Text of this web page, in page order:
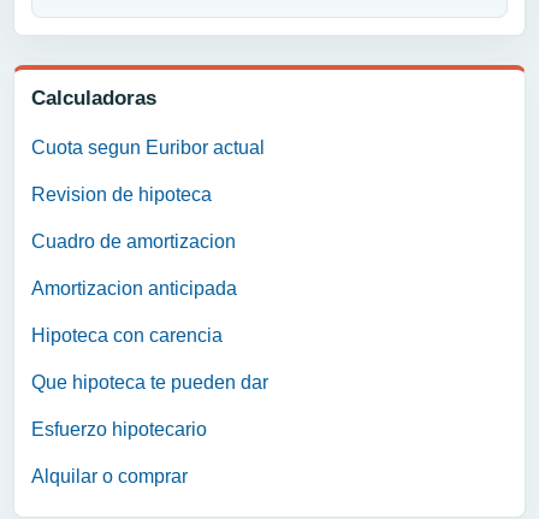
Calculadoras
Cuota segun Euribor actual
Revision de hipoteca
Cuadro de amortizacion
Amortizacion anticipada
Hipoteca con carencia
Que hipoteca te pueden dar
Esfuerzo hipotecario
Alquilar o comprar